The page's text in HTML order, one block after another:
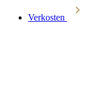
Verkosten